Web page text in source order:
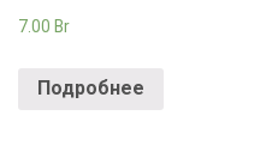
7.00 Br
Подробнее